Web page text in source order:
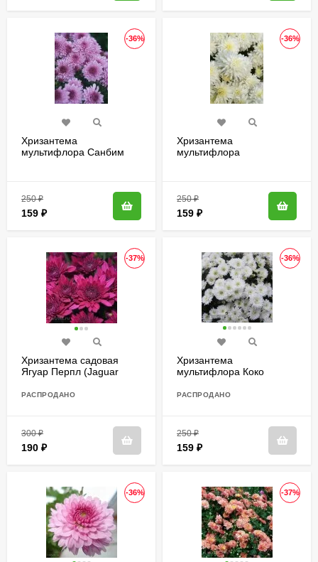
-36%
Хризантема
мультифлора Санбим
250₽
159 ₽
-36%
Хризантема
мультифлора
250₽
159 ₽
-37%
Хризантема садовая
Ягуар Перпл (Jaguar
РАСПРОДАНО
300₽
190 ₽
-36%
Хризантема
мультифлора Коко
РАСПРОДАНО
250₽
159 ₽
-36% -37%